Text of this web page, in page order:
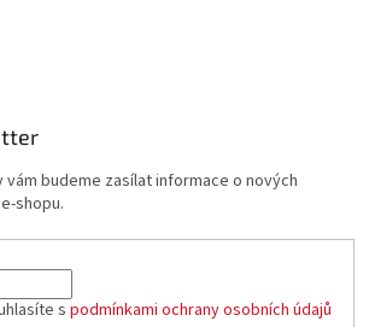
vám budeme zasílat informace o nových
shopu.
s podmínkami ochrany osobních údajů